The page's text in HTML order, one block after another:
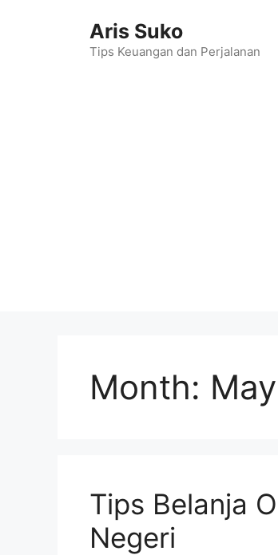
Aris Suko
Tips Keuangan dan Perjalanan
Month:
Tips Belanja
Negeri